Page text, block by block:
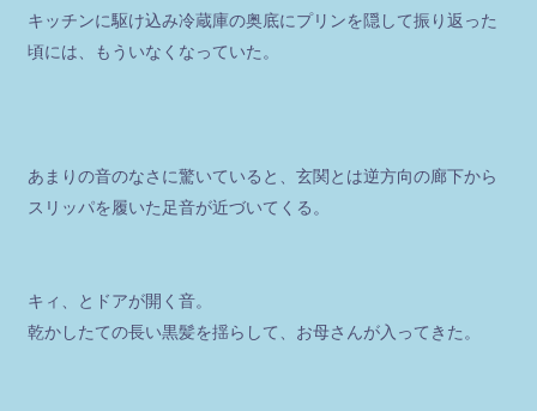
キッチンに駆け込み冷蔵庫の奥底にプリンを隠して振り返った
頃には、もういなくなっていた。
あまりの音のなさに驚いていると、玄関とは逆方向の廊下から
スリッパを履いた足音が近づいてくる。
キィ、とドアが開く音。
乾かしたての長い黒髪を揺らして、お母さんが入ってきた。